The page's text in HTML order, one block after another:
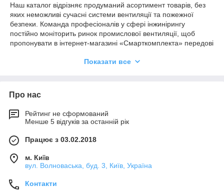
Наш каталог відрізняє продуманий асортимент товарів, без
яких неможливі сучасні системи вентиляції та пожежної
безпеки. Команда професіоналів у сфері інжинірингу
постійно моніторить ринок промислової вентиляції, щоб
пропонувати в інтернет-магазині «Смарткомплекта» передові
лаконічним дизайном і зручністю експлуатації. Саме до таких
ефективні і надійні. Відмінна якість, передові технічні рішення
в області автоматизації систем вентиляції – все це ви
знайдете в даній товарній групі.
Наши консультанты всегда готовы ответить на все вопросы,
приводов систем пожарной безопасности, воздушных и
сопровождают фотографии и подробные описания. Имея
10-летний опыт в сфере инжиниринга, а также систем
вентиляции и климат-контроля, мы выбираем для
покупателей только сертифицированные оригинальные
Показати все
Про нас
Рейтинг не сформований
Менше 5 відгуків за останній рік
Працює з 03.02.2018
м. Київ
вул. Волноваська, буд. 3, Київ, Україна
Контакти